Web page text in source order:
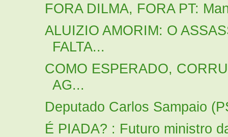
FORA DILMA, FORA PT:
ALUIZIO AMORIM: O
FALTA...
COMO ESPERADO,
AG...
Deputado Carlos Sampaio
É PIADA? : Futuro ministro